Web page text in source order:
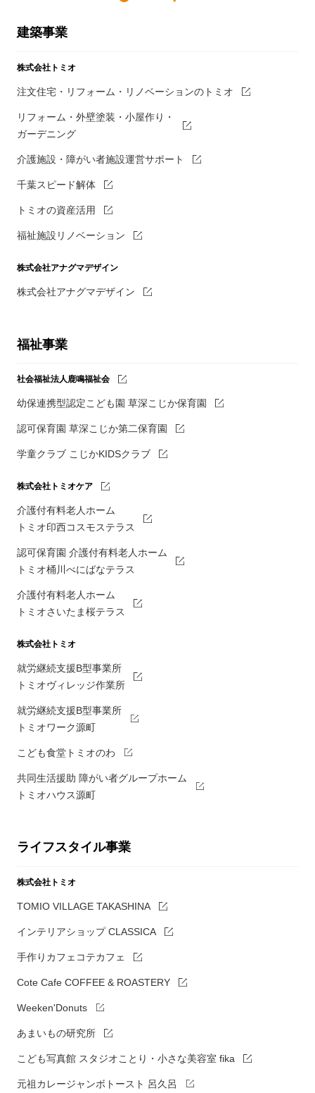
建築事業
株式会社トミオ
注文住宅・リフォーム・リノベーションのトミオ
リフォーム・外壁塗装・小屋作り・
ガーデニング
介護施設・障がい者施設運営サポート
千葉スピード解体
トミオの資産活用
福祉施設リノベーション
株式会社アナグマデザイン
株式会社アナグマデザイン
福祉事業
社会福祉法人鹿鳴福祉会
幼保連携型認定こども園 草深こじか保育園
認可保育園 草深こじか第二保育園
学童クラブ こじかKIDSクラブ
株式会社トミオケア
介護付有料老人ホーム
トミオ印西コスモステラス
認可保育園 介護付有料老人ホーム
トミオ桶川べにばなテラス
介護付有料老人ホーム
トミオさいたま桜テラス
株式会社トミオ
就労継続支援B型事業所
トミオヴィレッジ作業所
就労継続支援B型事業所
トミオワーク源町
こども食堂トミオのわ
共同生活援助 障がい者グループホーム
トミオハウス源町
ライフスタイル事業
株式会社トミオ
TOMIO VILLAGE TAKASHINA
インテリアショップ CLASSICA
手作りカフェコテカフェ
Cote Cafe COFFEE & ROASTERY
Weeken'Donuts
あまいもの研究所
こども写真館 スタジオことり・小さな美容室 fika
元祖カレージャンボトースト 呂久呂